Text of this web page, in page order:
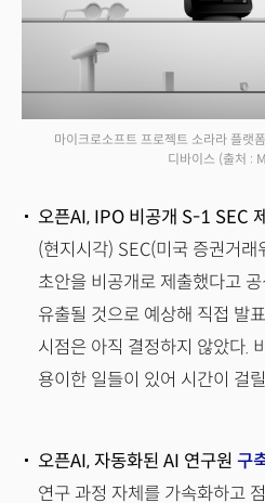
마이크로소프트 프로젝트 소라라 플랫
디바이스 (출처 :
오픈AI, IPO 비공개 S-1 SEC
(현지시각) SEC(미국 증권거
초안을 비공개로 제출했다고
유출될 것으로 예상해 직접 발
시점은 아직 결정하지 않았다.
용이한 일들이 있어 시간이 걸
오픈AI, 자동화된 AI 연구원 구
연구 과정 자체를 가속화하고